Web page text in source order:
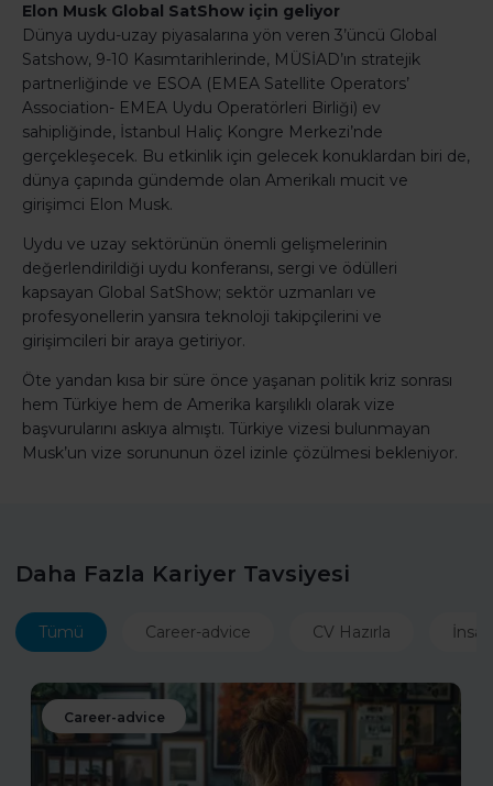
Elon Musk Global SatShow için geliyor
Dünya uydu-uzay piyasalarına yön veren 3’üncü Global
Satshow, 9-10 Kasımtarihlerinde, MÜSİAD’ın stratejik
partnerliğinde ve ESOA (EMEA Satellite Operators’
Association- EMEA Uydu Operatörleri Birliği) ev
sahipliğinde, İstanbul Haliç Kongre Merkezi’nde
gerçekleşecek. Bu etkinlik için gelecek konuklardan biri de,
dünya çapında gündemde olan Amerikalı mucit ve
girişimci Elon Musk.
Uydu ve uzay sektörünün önemli gelişmelerinin
değerlendirildiği uydu konferansı, sergi ve ödülleri
kapsayan Global SatShow; sektör uzmanları ve
profesyonellerin yansıra teknoloji takipçilerini ve
girişimcileri bir araya getiriyor.
Öte yandan kısa bir süre önce yaşanan politik kriz sonrası
hem Türkiye hem de Amerika karşılıklı olarak vize
başvurularını askıya almıştı. Türkiye vizesi bulunmayan
Musk’un vize sorununun özel izinle çözülmesi bekleniyor.
Daha Fazla Kariyer Tavsiyesi
Tümü Career-advice CV Hazırla
Career-advice